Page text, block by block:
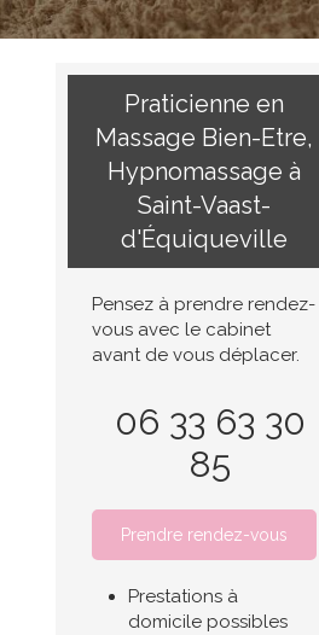
Praticienne en
Massage Bien-Etre,
Hypnomassage à
Saint-Vaast-
d'Équiqueville
Pensez à prendre rendez-
vous avec le cabinet
avant de vous déplacer.
06 33 63 30
85
Prendre rendez-vous
Prestations à
domicile possibles